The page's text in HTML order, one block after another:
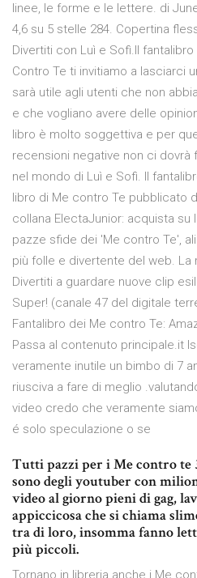
linee, le forme e le lettere. di
4,6 su 5 stelle 284. Copertina
Divertiti con Luì e Sofì.Il
Contro Te ti invitiamo a lasciarci
sarà utile agli utenti che non
e che vogliano avere delle
libro è molto soggettiva e per
recensioni negative non ci dovrà
nel mondo di Luì e Sofì. Il
libro di Me contro Te pubblicato
collana ElectaJunior: acquista su
pazze sfide dei 'Me contro Te',
più folle e divertente del web. La
Divertiti a guardare nuove clip
Super! (canale 47 del digitale
Fantalibro dei Me contro Te:
Passa al contenuto principale.it
veramente inutile un bimbo di 7
riusciva a fare di meglio
video credo che veramente
é solo speculazione o se
Tutti pazzi per i Me contro te
sono degli youtuber con
video al giorno pieni di gag,
appiccicosa che si chiama
tra di loro, insomma fanno
più piccoli.